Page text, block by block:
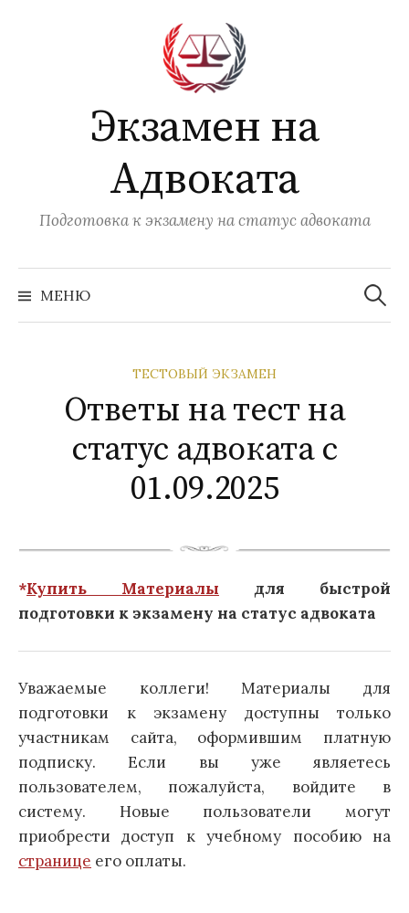
Экзамен на
Адвоката
Подготовка к экзамену на статус адвоката
МЕНЮ
Найти:
ТЕСТОВЫЙ ЭКЗАМЕН
Ответы на тест на
статус адвоката с
01.09.2025
*Купить Материалы для быстрой
подготовки к экзамену на статус адвоката
Уважаемые коллеги! Материалы для
подготовки к экзамену доступны только
участникам сайта, оформившим платную
подписку. Если вы уже являетесь
пользователем, пожалуйста, войдите в
систему. Новые пользователи могут
приобрести доступ к учебному пособию на
странице его оплаты.